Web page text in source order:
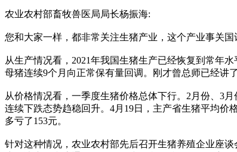
农业农村部畜牧兽医局局长杨振海:
您和大家一样，都非常关注生猪产业，这个产业事关
从生产情况看，2021年我国生猪生产已经恢复到常年
母猪连续9个月向正常保有量回调。刚才曾总师已经讲
从价格情况看，一季度生猪价格总体下行。2月份、3
连续下跌态势趋稳回升。4月19日，主产省生猪平均价
多亏了153元。
针对这种情况，农业农村部先后召开生猪养殖企业座